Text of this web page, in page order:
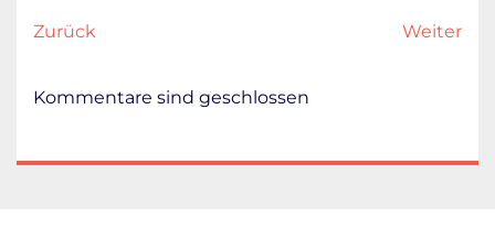
Zurück Weiter
Kommentare sind geschlossen